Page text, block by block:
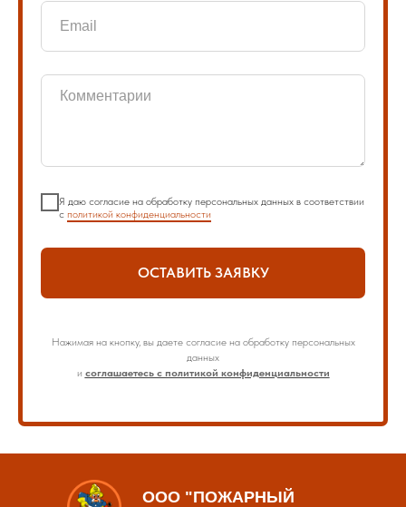
Я даю согласие на обработку персональных данных в соответствии
с политикой конфиденциальности
ОСТАВИТЬ ЗАЯВКУ
Нажимая на кнопку, вы даете согласие на обработку персональных
данных
и соглашаетесь с политикой конфиденциальности
ООО "ПОЖАРНЫЙ